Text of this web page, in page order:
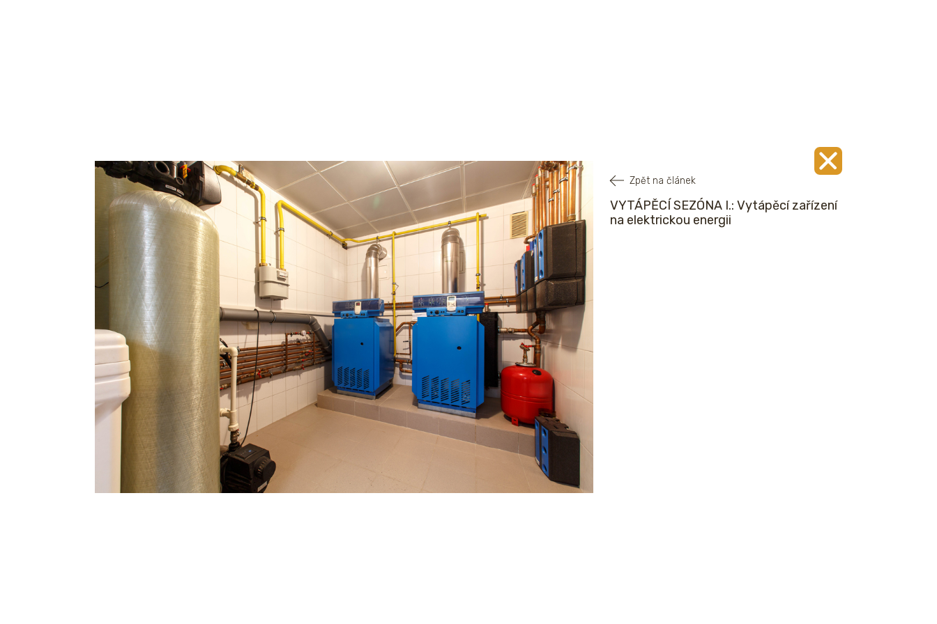
Zpět na článek
VYTÁPĚCÍ SEZÓNA I.: Vytápěcí zařízení
na elektrickou energii